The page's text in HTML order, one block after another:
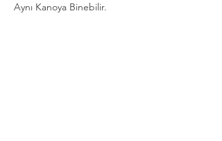
Aynı Kanoya Binebilir.